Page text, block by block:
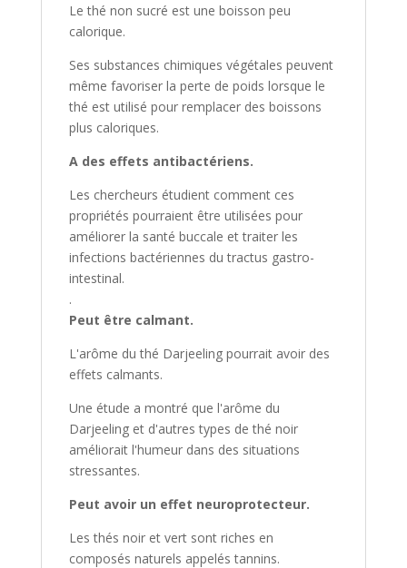
Le thé non sucré est une boisson peu
calorique.
Ses substances chimiques végétales peuvent
même favoriser la perte de poids lorsque le
thé est utilisé pour remplacer des boissons
plus caloriques.
A des effets antibactériens.
Les chercheurs étudient comment ces
propriétés pourraient être utilisées pour
améliorer la santé buccale et traiter les
infections bactériennes du tractus gastro-
intestinal.
.
Peut être calmant.
L'arôme du thé Darjeeling pourrait avoir des
effets calmants.
Une étude a montré que l'arôme du
Darjeeling et d'autres types de thé noir
améliorait l'humeur dans des situations
stressantes.
Peut avoir un effet neuroprotecteur.
Les thés noir et vert sont riches en
composés naturels appelés tannins.